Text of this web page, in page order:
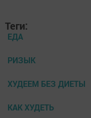
Теги:
ЕДА
РИЗЫК
ХУДЕЕМ БЕЗ ДИЕТЫ
КАК ХУДЕТЬ